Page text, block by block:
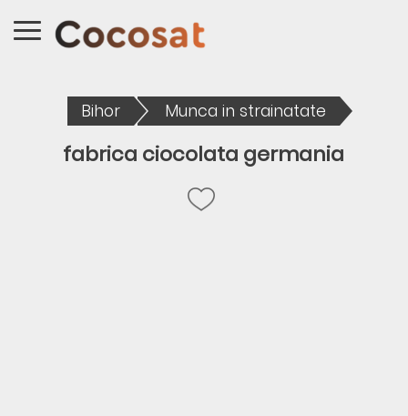
Bihor Munca in strainatate
fabrica ciocolata germania